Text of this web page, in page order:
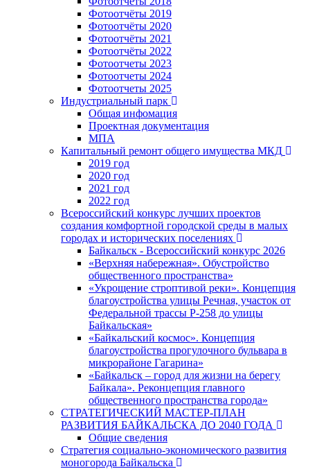
Фотоотчёты 2019
Фотоотчёты 2020
Фотоотчёты 2021
Фотоотчёты 2022
Фотоотчеты 2023
Фотоотчеты 2024
Фотоотчеты 2025
Индустриальный парк
Общая инфомация
Проектная документация
МПА
Капитальный ремонт общего имущества МКД
2019 год
2020 год
2021 год
2022 год
Всероссийский конкурс лучших проектов
создания комфортной городской среды в малых
городах и исторических поселениях
Байкальск - Всероссийский конкурс 2026
«Верхняя набережная». Обустройство
общественного пространства»
«Укрощение строптивой реки». Концепция
благоустройства улицы Речная, участок от
Федеральной трассы Р-258 до улицы
Байкальская»
«Байкальский космос». Концепция
благоустройства прогулочного бульвара в
микрорайоне Гагарина»
«Байкальск – город для жизни на берегу
Байкала». Реконцепция главного
общественного пространства города»
СТРАТЕГИЧЕСКИЙ МАСТЕР-ПЛАН
РАЗВИТИЯ БАЙКАЛЬСКА ДО 2040 ГОДА
Общие сведения
Стратегия социально-экономического развития
моногорода Байкальска